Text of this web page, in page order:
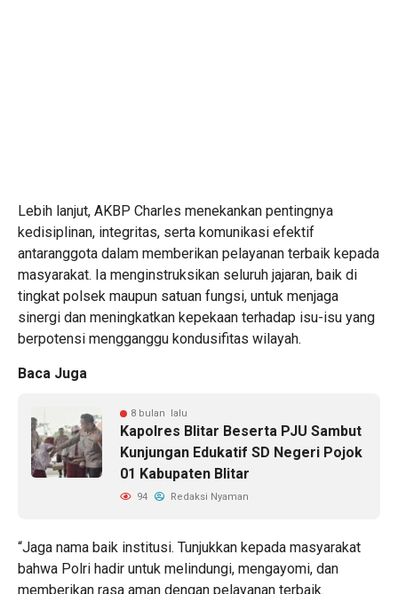
Lebih lanjut, AKBP Charles menekankan pentingnya
kedisiplinan, integritas, serta komunikasi efektif
antaranggota dalam memberikan pelayanan terbaik kepada
masyarakat. Ia menginstruksikan seluruh jajaran, baik di
tingkat polsek maupun satuan fungsi, untuk menjaga
sinergi dan meningkatkan kepekaan terhadap isu-isu yang
berpotensi mengganggu kondusifitas wilayah.
Baca Juga
8 bulan lalu
Kapolres Blitar Beserta PJU Sambut
Kunjungan Edukatif SD Negeri Pojok
01 Kabupaten Blitar
94 Redaksi Nyaman
“Jaga nama baik institusi. Tunjukkan kepada masyarakat
bahwa Polri hadir untuk melindungi, mengayomi, dan
memberikan rasa aman dengan pelayanan terbaik.